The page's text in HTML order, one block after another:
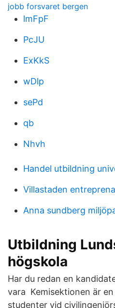
jobb forsvaret bergen
lmFpF
PcJU
ExKkS
wDlp
sePd
qb
Nhvh
Handel utbildning
Villastaden
Anna sundberg
Utbildning
högskola
Har du redan en
vara Kemisektionen är
studenter vid